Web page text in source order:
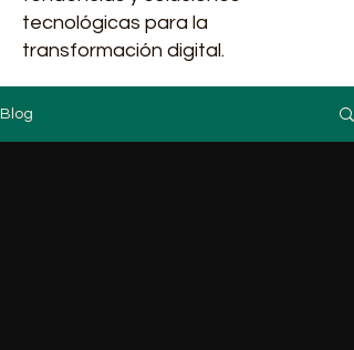
tecnológicas para la
transformación digital.
Blog